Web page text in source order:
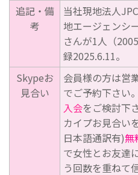
追記・備
考
当社現地法人
地エージェンシ
さんが1人（
録2025.6.11。
Skypeお
見合い
会員様の方は営
でご予約下さい
入会をご検討下
カイプお見合い
日本語通訳有)無
で女性とお友達
う回数を重ねて